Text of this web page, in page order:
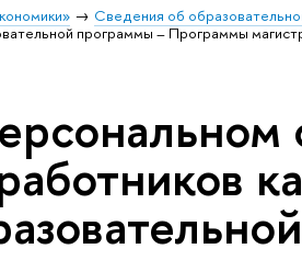
Сведения об
программы – Программы